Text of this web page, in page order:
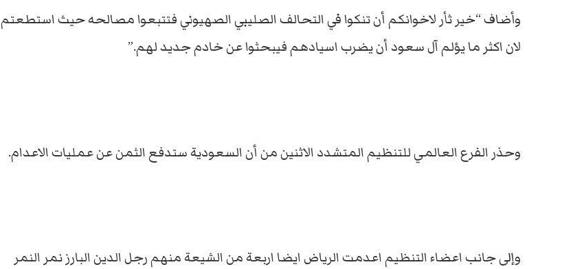
وأضاف “خير ثأر لاخوانكم أن تنكوا في التحالف الصليبي الصهيوني فتتبعوا مصالحه حيث استطعتم
لان اكثر ما يؤلم آل سعود أن يضرب اسيادهم فيبحثوا عن خادم جديد لهم.”
وحذر الفرع العالمي للتنظيم المتشدد الاثنين من أن السعودية ستدفع الثمن عن عمليات الاعدام.
وإلى جانب اعضاء التنظيم اعدمت الرياض ايضا اربعة من الشيعة منهم رجل الدين البارز نمر النمر